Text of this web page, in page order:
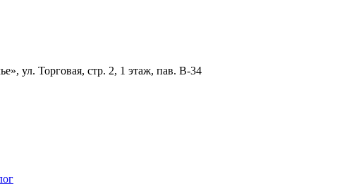
ул. Торговая, стр. 2, 1 этаж, пав. B-34